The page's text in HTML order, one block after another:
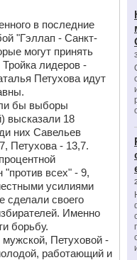
в последние
"Гэллап - Санкт-
могут принять
лидеров -
Петухова идут
бы выборы
высказали 18
них Савельев
Петухова - 13,7.
"против всех" - 9,
усилиями
сделали своего
Именно
борьбу.
мужской, Петуховой -
работающий и